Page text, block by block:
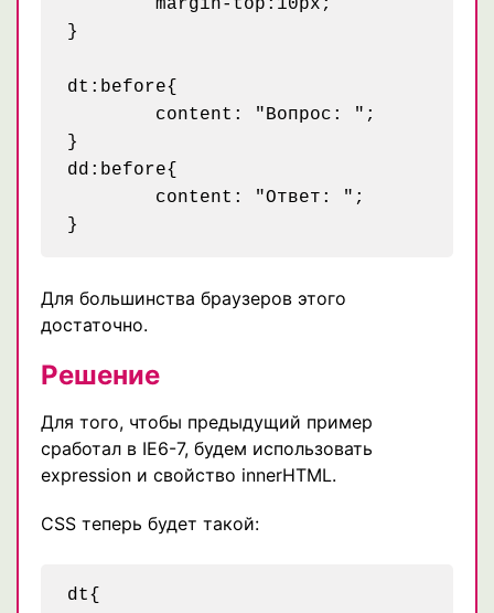
}
dt:before{
}
dd:before{
Для большинства браузеров этого
достаточно.
Решение
Для того, чтобы предыдущий пример
сработал в IE6-7, будем использовать
expression и свойство innerHTML.
CSS теперь будет такой:
dt{